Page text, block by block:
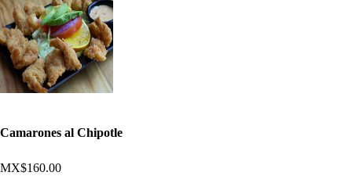
Camarones al Chipotle
MX$160.00